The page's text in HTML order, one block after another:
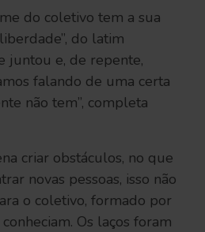
do coletivo tem a sua
do latim
juntou e, de repente,
falando de uma certa
não tem”, completa
criar obstáculos, no que
novas pessoas, isso não
o coletivo, formado por
Os laços foram